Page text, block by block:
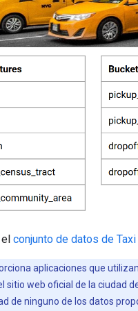
conjunto de datos de
aplicaciones que
sitio web oficial de la ciudad
de ninguno de los datos